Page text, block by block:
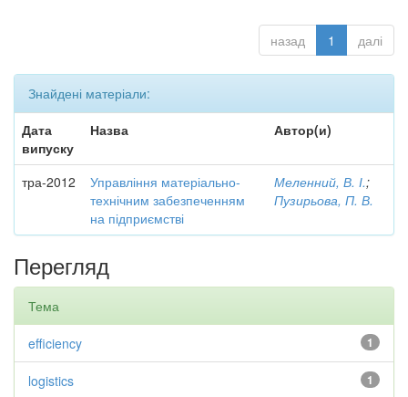
назад 1 далі
Знайдені матеріали:
Дата
випуску
Назва Автор(и)
тра-2012
Управління матеріально-
технічним забезпеченням
на підприємстві
Меленний, В. І.;
Пузирьова, П. В.
Перегляд
Тема
1
efficiency
1
logistics